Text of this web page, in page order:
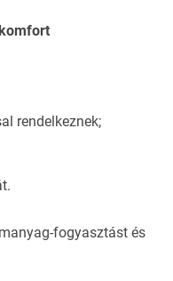
rendelkeznek;
fogyasztást és